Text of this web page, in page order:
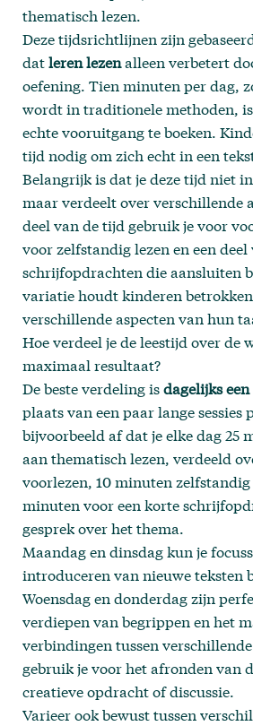
thematisch lezen.
Deze tijdsrichtlijnen zijn
datleren lezenalleen verbetert
oefening. Tien minuten per dag,
wordt in traditionele methoden,
echte vooruitgang te boeken.
tijd nodig om zich echt in een
Belangrijk is dat je deze tijd niet
maar verdeelt over verschillende
deel van de tijd gebruik je voor
voor zelfstandig lezen en een deel
schrijfopdrachten die aansluiten
variatie houdt kinderen
verschillende aspecten van hun
Hoe verdeel je de leestijd over de
maximaal resultaat?
De beste verdeling isdagelijks een
plaats van een paar lange sessies
bijvoorbeeld af dat je elke dag 25
aan thematisch lezen, verdeeld
voorlezen, 10 minuten zelfstandig
minuten voor een korte
gesprek over het thema.
Maandag en dinsdag kun je
introduceren van nieuwe teksten
Woensdag en donderdag zijn
verdiepen van begrippen en het
verbindingen tussen
gebruik je voor het afronden van
creatieve opdracht of discussie.
Varieer ook bewust tussen